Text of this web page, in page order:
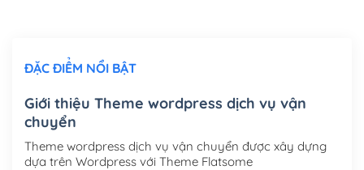
Mua thêm Host + Tên miền
Tên miền Việt Nam .vn (1 năm)
Hosting 2GB SSD (1 năm)(+450,000₫)
ĐẶC ĐIỂM NỔI BẬT
Giới thiệu Theme wordpress dịch vụ vận
chuyển
Theme wordpress dịch vụ vận chuyển được xây dựng
dựa trên Wordpress với Theme Flatsome